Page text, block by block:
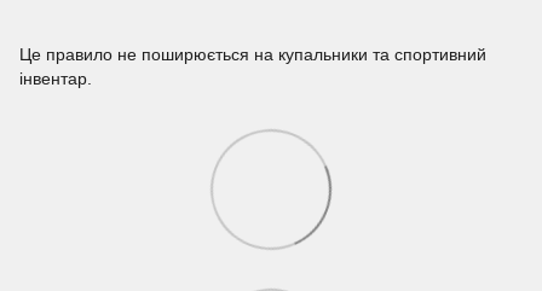
Це правило не поширюється на купальники та спортивний
інвентар.